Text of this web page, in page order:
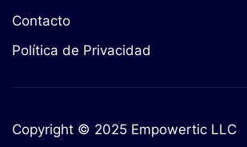
Contacto
Política de Privacidad
Copyright © 2025 Empowertic LLC